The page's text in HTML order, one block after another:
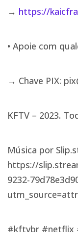
→ https://
• Apoie com
→ Chave PIX:
KFTV – 2023.
Música por
https://
9232-
#kftvbr #netflix